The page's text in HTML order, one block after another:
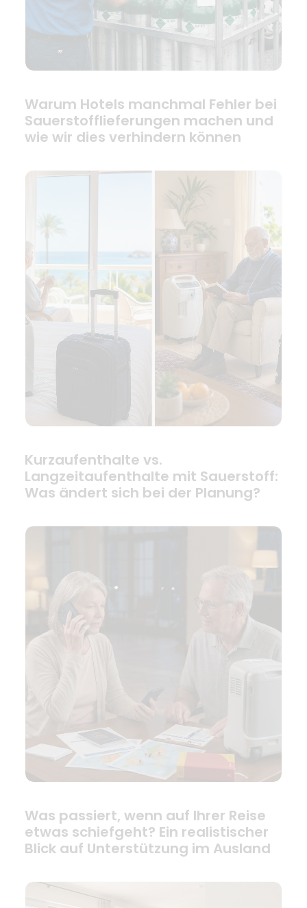
Warum Hotels manchmal Fehler bei
Sauerstofflieferungen machen und
wie wir dies verhindern können
Kurzaufenthalte vs.
Langzeitaufenthalte mit Sauerstoff:
Was ändert sich bei der Planung?
Was passiert, wenn auf Ihrer Reise
etwas schiefgeht? Ein realistischer
Blick auf Unterstützung im Ausland